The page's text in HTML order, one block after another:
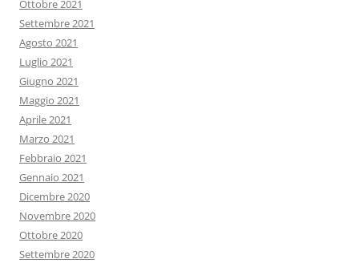
Ottobre 2021
Settembre 2021
Agosto 2021
Luglio 2021
Giugno 2021
Maggio 2021
Aprile 2021
Marzo 2021
Febbraio 2021
Gennaio 2021
Dicembre 2020
Novembre 2020
Ottobre 2020
Settembre 2020